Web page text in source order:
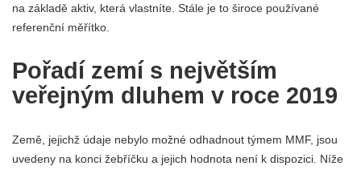
na základě aktiv, která vlastníte. Stále je to široce používané
referenční měřítko.
Pořadí zemí s největším
veřejným dluhem v roce 2019
Země, jejichž údaje nebylo možné odhadnout týmem MMF, jsou
uvedeny na konci žebříčku a jejich hodnota není k dispozici. Níže